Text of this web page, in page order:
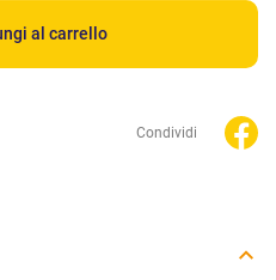
al carrello
Condividi